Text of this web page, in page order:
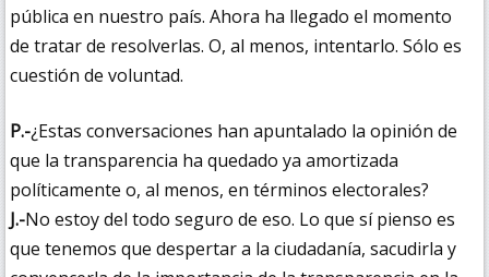
pública en nuestro país. Ahora ha llegado el momento
de tratar de resolverlas. O, al menos, intentarlo. Sólo es
cuestión de voluntad.
P.-¿Estas conversaciones han apuntalado la opinión de
que la transparencia ha quedado ya amortizada
políticamente o, al menos, en términos electorales?
J.-No estoy del todo seguro de eso. Lo que sí pienso es
que tenemos que despertar a la ciudadanía, sacudirla y